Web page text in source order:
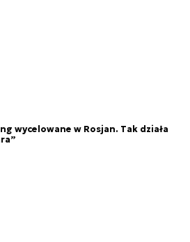
wycelowane w Rosjan. Tak działa